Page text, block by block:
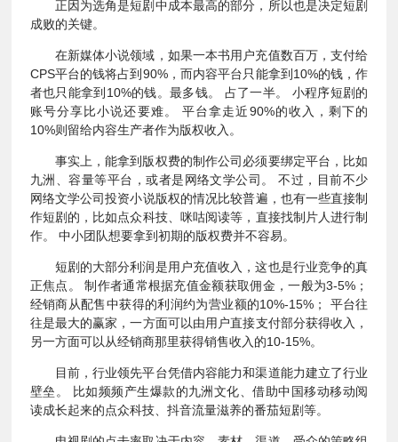
正因为选角是短剧中成本最高的部分，所以也是决定短剧
成败的关键。
在新媒体小说领域，如果一本书用户充值数百万，支付给
CPS平台的钱将占到90%，而内容平台只能拿到10%的钱，作
者也只能拿到10%的钱。最多钱。 占了一半。 小程序短剧的
账号分享比小说还要难。 平台拿走近90%的收入，剩下的
10%则留给内容生产者作为版权收入。
事实上，能拿到版权费的制作公司必须要绑定平台，比如
九洲、容量等平台，或者是网络文学公司。 不过，目前不少
网络文学公司投资小说版权的情况比较普遍，也有一些直接制
作短剧的，比如点众科技、咪咕阅读等，直接找制片人进行制
作。 中小团队想要拿到初期的版权费并不容易。
短剧的大部分利润是用户充值收入，这也是行业竞争的真
正焦点。 制作者通常根据充值金额获取佣金，一般为3-5%；
经销商从配售中获得的利润约为营业额的10%-15%； 平台往
往是最大的赢家，一方面可以由用户直接支付部分获得收入，
另一方面可以从经销商那里获得销售收入的10-15%。
目前，行业领先平台凭借内容能力和渠道能力建立了行业
壁垒。 比如频频产生爆款的九洲文化、借助中国移动移动阅
读成长起来的点众科技、抖音流量滋养的番茄短剧等。